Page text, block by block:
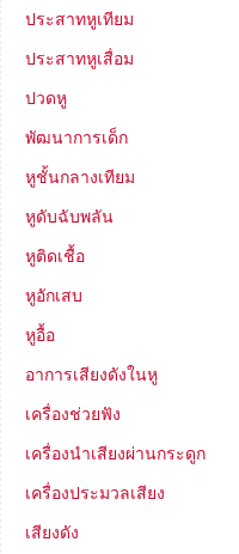
ประสาทหูเทียม
ประสาทหูเสื่อม
ปวดหู
พัฒนาการเด็ก
หูชั้นกลางเทียม
หูดับฉับพลัน
หูติดเชื้อ
หูอักเสบ
หูอื้อ
อาการเสียงดังในหู
เครื่องช่วยฟัง
เครื่องนำเสียงผ่านกระดูก
เครื่องประมวลเสียง
เสียงดัง